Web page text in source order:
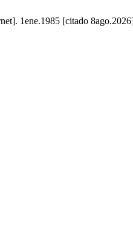
1ene.1985 [citado